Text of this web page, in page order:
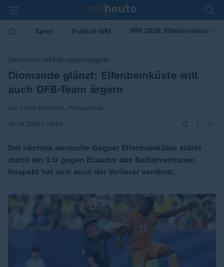
Sport Fußball-WM WM 2026: Elfenbeinküste
Deutscher WM-Gruppengegner
:Diomande glänzt: Elfenbeinküste will
auch DFB-Team ärgern
von Frank Hellmann, Philadelphia
15.06.2026 | 14:23
Der nächste deutsche Gegner Elfenbeinküste stärkt
durch ein 1:0 gegen Ecuador das Selbstvertrauen.
Respekt hat sich auch der Verlierer verdient.